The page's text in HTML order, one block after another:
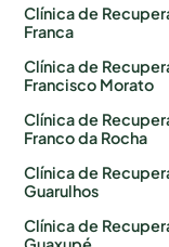
Clínica de
Franca
Clínica de
Francisco Morato
Clínica de
Franco da Rocha
Clínica de
Guarulhos
Clínica de